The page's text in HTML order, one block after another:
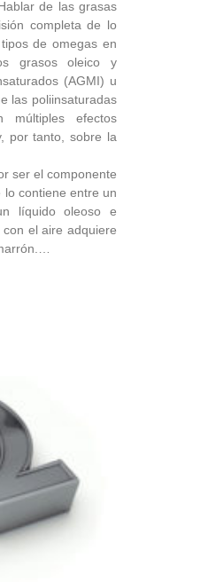
de las grasas
completa de lo
de omegas en
grasos oleico y
(AGMI) u
las poliinsaturadas
efectos
por tanto, sobre la
ser el componente
lo contiene entre un
líquido oleoso e
el aire adquiere